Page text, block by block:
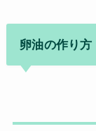
卵油の作り方